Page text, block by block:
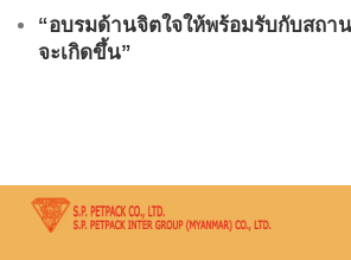
“อบรมด้านจิตใจให้พร้อมรับกับสถ
จะเกิดขึ้น”